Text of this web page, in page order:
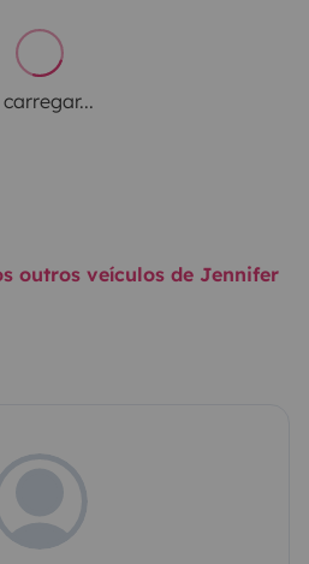
carregar...
outros veículos de Jennifer